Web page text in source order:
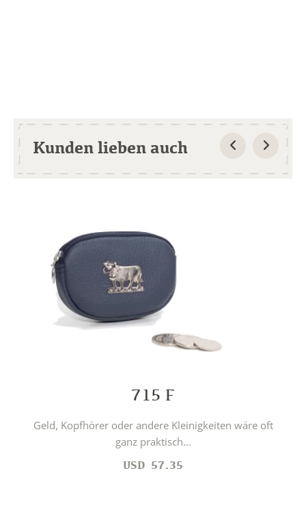
Kunden lieben auch
715 F
Geld, Kopfhörer oder andere Kleinigkeiten wäre oft
ganz praktisch...
USD 57.35